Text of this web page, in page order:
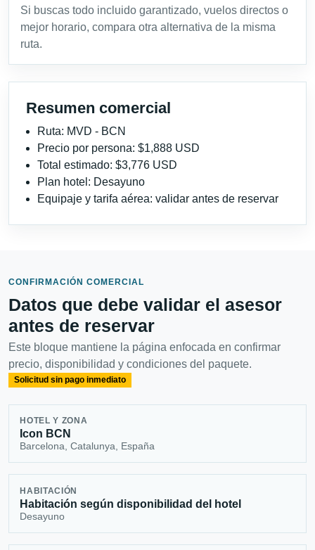
Si buscas todo incluido garantizado, vuelos directos o
mejor horario, compara otra alternativa de la misma
ruta.
Resumen comercial
Ruta: MVD - BCN
Precio por persona: $1,888 USD
Total estimado: $3,776 USD
Plan hotel: Desayuno
Equipaje y tarifa aérea: validar antes de reservar
CONFIRMACIÓN COMERCIAL
Datos que debe validar el asesor
antes de reservar
Este bloque mantiene la página enfocada en confirmar
precio, disponibilidad y condiciones del paquete.
Solicitud sin pago inmediato
HOTEL Y ZONA
Icon BCN
Barcelona, Catalunya, España
HABITACIÓN
Habitación según disponibilidad del hotel
Desayuno